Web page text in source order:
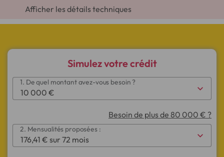
Afficher les détails techniques
Simulez votre crédit
1. De quel montant avez-vous besoin ?
Besoin de plus de 80 000 € ?
2. Mensualités proposées :